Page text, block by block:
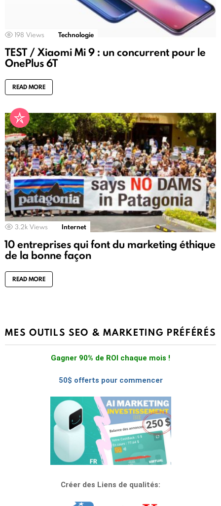
198 Views Technologie
TEST / Xiaomi Mi 9 : un concurrent pour le
OnePlus 6T
READ MORE
3.2k Views Internet
10 entreprises qui font du marketing éthique
de la bonne façon
READ MORE
MES OUTILS SEO & MARKETING PRÉFÉRÉS
Gagner 90% de ROI chaque mois !
50$ offerts pour commencer
Créer des Liens de qualités: